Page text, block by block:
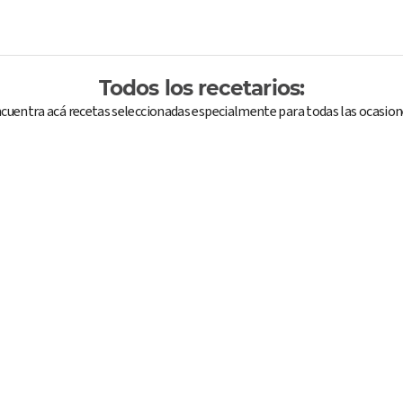
Todos los recetarios:
acá recetas seleccionadas especialmente para todas las